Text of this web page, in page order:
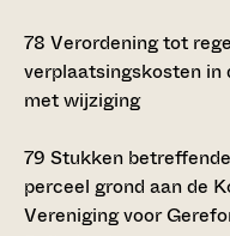
78 Verordening tot
verplaatsingskosten in
met wijziging
79 Stukken
perceel grond aan de
Vereniging voor